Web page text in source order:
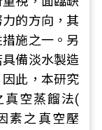
的方向，其
施之一。另
備淡水製造
此，本研究
真空蒸餾法(
素之真空壓